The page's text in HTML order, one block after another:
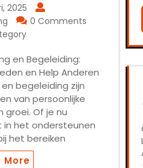
2025
0 Comments
en Begeleiding:
en Help Anderen
begeleiding zijn
van persoonlijke
groei. Of je nu
het ondersteunen
het bereiken
More